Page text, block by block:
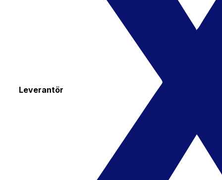
Leverantör